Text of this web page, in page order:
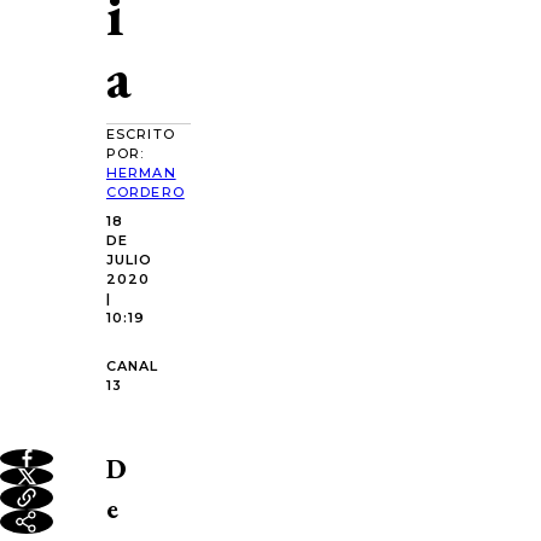
a
ESCRITO
POR:
HERMAN
CORDERO
18
DE
JULIO
2020
|
10:19
CANAL
13
D
e